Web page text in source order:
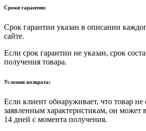
Сроки гарантии:
Срок гарантии указан в описании
сайте.
Если срок гарантии не указан, срок
получения товара.
Условия возврата:
Если клиент обнаруживает, что товар не
заявленным характеристикам, он может
14 дней с момента получения.